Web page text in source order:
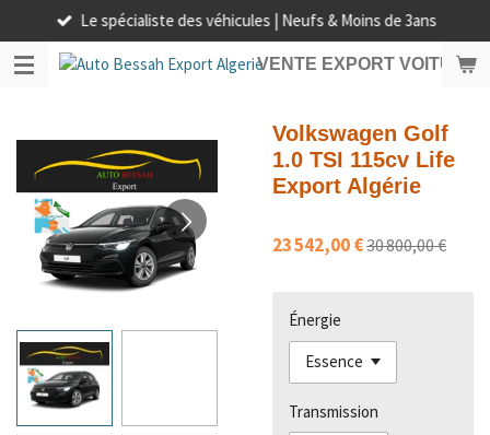
Passer
au
contenu
VENTE EXPORT VOITURE
Le spécialiste des véhicules | Neufs & Moins de 3ans
Volkswagen Golf
1.0 TSI 115cv Life
Export Algérie
23 542,00 €30 800,00 €
Énergie
Transmission